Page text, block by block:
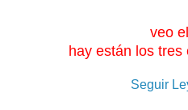
veo
hay están los tres
Seguir